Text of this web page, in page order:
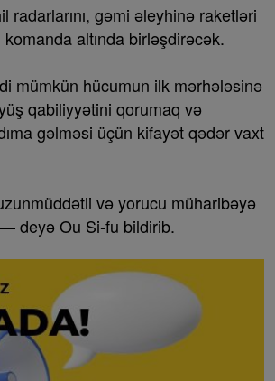
radarlarını, gəmi əleyhinə raketləri
altında birləşdirəcək.
mümkün hücumun ilk mərhələsinə
qabiliyyətini qorumaq və
gəlməsi üçün kifayət qədər vaxt
və yorucu müharibəyə
— deyə Ou Si-fu bildirib.